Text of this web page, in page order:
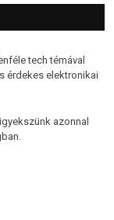
tech témával
érdekes elektronikai
azonnal